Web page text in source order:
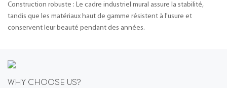
Construction robuste : Le cadre industriel mural assure la stabilité,
tandis que les matériaux haut de gamme résistent à l'usure et
conservent leur beauté pendant des années.
WHY CHOOSE US?